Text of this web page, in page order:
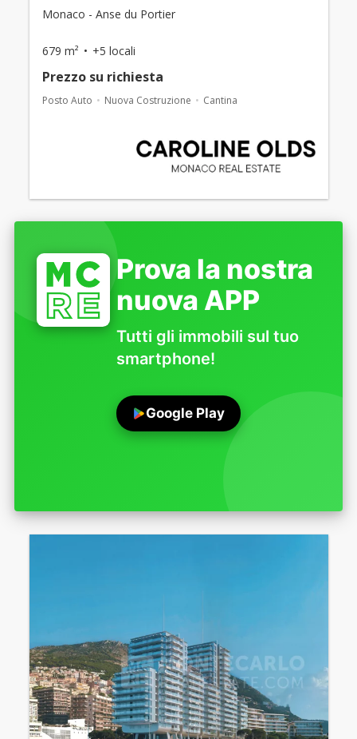
Monaco - Anse du Portier
679 m² +5 locali
Prezzo su richiesta
Posto Auto Nuova Costruzione Cantina
Prova la nostra
nuova APP
Tutti gli immobili sul tuo
smartphone!
Google Play